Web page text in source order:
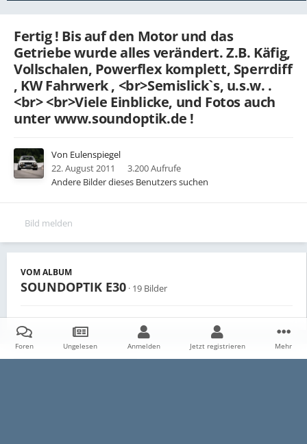
Fertig ! Bis auf den Motor und das
Getriebe wurde alles verändert. Z.B. Käfig,
Vollschalen, Powerflex komplett, Sperrdiff
, KW Fahrwerk , <br>Semislick`s, u.s.w. .
<br> <br>Viele Einblicke, und Fotos auch
unter www.soundoptik.de !
Von Eulenspiegel
22. August 2011
3.200 Aufrufe
Andere Bilder dieses Benutzers suchen
Bild melden
VOM ALBUM
SOUNDOPTIK E30 · 19 Bilder
Foren Ungelesen Anmelden Jetzt registrieren Mehr